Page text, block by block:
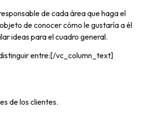
de cada área que haga el
de conocer cómo le gustaría a él
ideas para el cuadro general.
entre:[/vc_column_text]
de los clientes.